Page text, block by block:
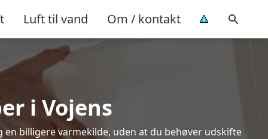
Luft til vand Om / kontakt
i Vojens
billigere varmekilde, uden at du behøver udskifte